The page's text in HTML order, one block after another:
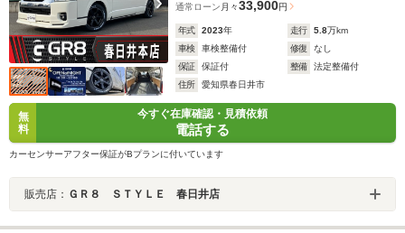
通常ローン 月々33,900円
年式 2023年 走行 5.8万km
車検
車検整備付 修復
なし
保証
保証付 整備
法定整備付
住所
愛知県春日井市
無
料
今すぐ在庫確認・見積依頼
電話する
カーセンサーアフター保証がBプランに付いています
販売店： ＧＲ８ ＳＴＹＬＥ 春日井店